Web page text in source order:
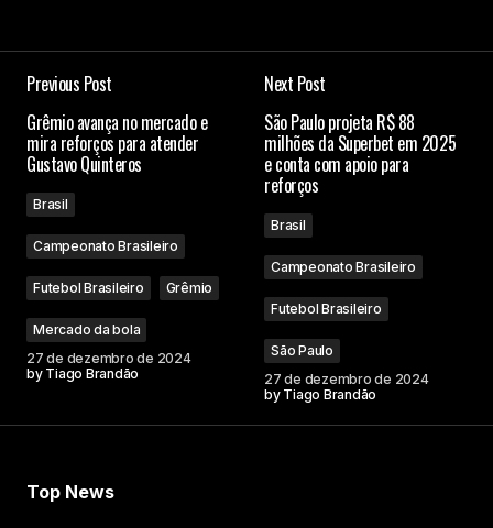
Previous Post
Grêmio avança no mercado e
mira reforços para atender
Gustavo Quinteros
Brasil
Campeonato Brasileiro
Futebol Brasileiro Grêmio
Mercado da bola
27 de dezembro de 2024
by Tiago Brandão
Next Post
São Paulo projeta R$ 88
milhões da Superbet em 2025
e conta com apoio para
reforços
Brasil
Campeonato Brasileiro
Futebol Brasileiro
São Paulo
27 de dezembro de 2024
by Tiago Brandão
Top News